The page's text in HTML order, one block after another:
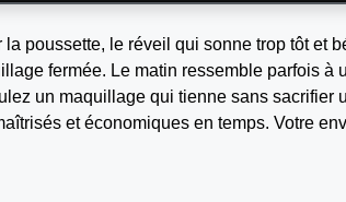
poussette, le réveil qui sonne trop tôt et
fermée. Le matin ressemble parfois à
un maquillage qui tienne sans sacrifier
et économiques en temps. Votre